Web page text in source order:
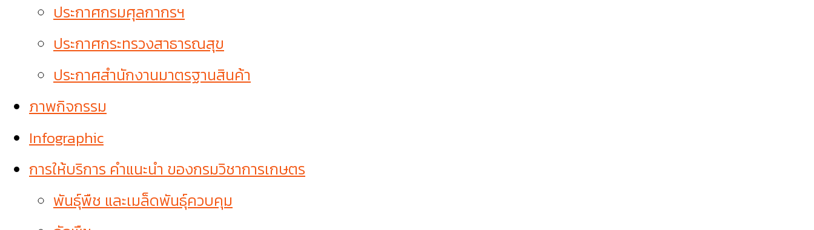
ประกาศกรมศุลกากรฯ
ประกาศกระทรวงสาธารณสุข
ประกาศสำนักงานมาตรฐานสินค้า
ภาพกิจกรรม
Infographic
การให้บริการ คำแนะนำ ของกรมวิชาการเกษตร
พันธุ์พืช และเมล็ดพันธุ์ควบคุม